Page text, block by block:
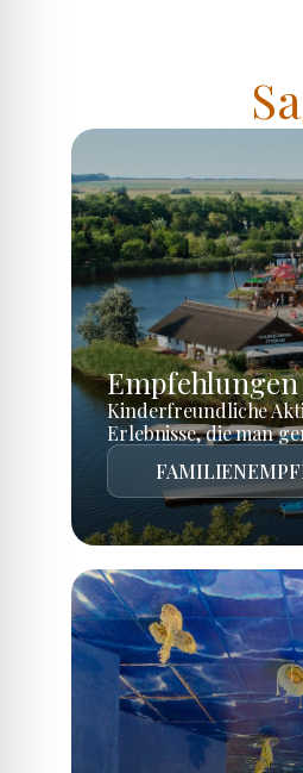
Kinderfreundliche
Erlebnisse, die man